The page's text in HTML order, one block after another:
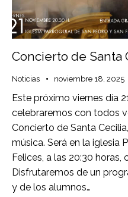
Concierto de Santa
Noticias noviembre 18, 2025
Este próximo viernes día
celebraremos con todos
Concierto de Santa
música. Será en la iglesia
Felices, a las 20:30 horas,
Disfrutaremos de un
y de los alumnos…